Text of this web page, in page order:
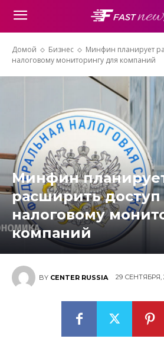
Домой Бизнес
Минфин планирует
налоговому мониторингу для компаний
Минфин
расширить доступ
налоговому
компаний
BY CENTER RUSSIA 29 СЕНТЯБРЯ,